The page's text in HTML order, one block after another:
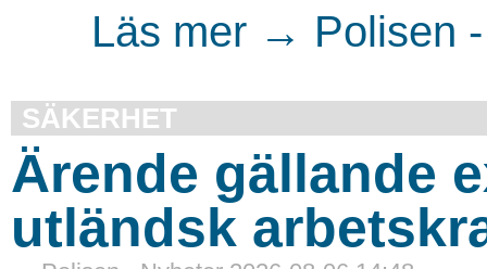
Läs mer → Polisen
SÄKERHET
Ärende gällande
utländsk